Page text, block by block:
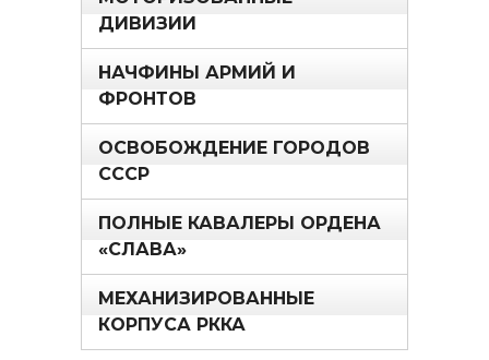
ДИВИЗИИ
НАЧФИНЫ АРМИЙ И
ФРОНТОВ
ОСВОБОЖДЕНИЕ ГОРОДОВ
СССР
ПОЛНЫЕ КАВАЛЕРЫ ОРДЕНА
«СЛАВА»
МЕХАНИЗИРОВАННЫЕ
КОРПУСА РККА